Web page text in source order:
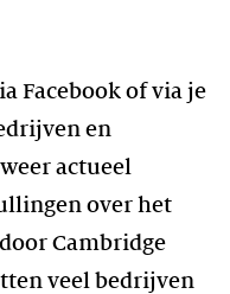
Facebook of via je
en
actueel
over het
Cambridge
veel bedrijven